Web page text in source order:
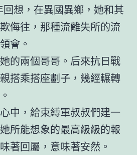
回想，在異國異鄉，她和其
侮往，那種流離失所的流
會。
的兩個哥哥。后來抗日戰
搭乘搭座劃子，幾經輾轉
中，給束縛軍叔叔們建一
所能想象的最高級級的報
回屬，意味著安然。